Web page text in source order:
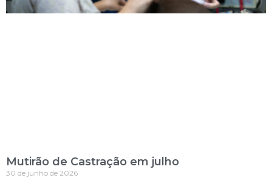
Mutirão de Castração em julho
30 de junho de 2026